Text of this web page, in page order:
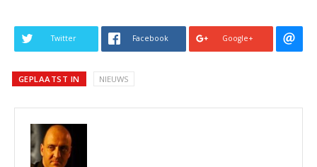
Twitter Facebook Google+
GEPLAATST IN NIEUWS